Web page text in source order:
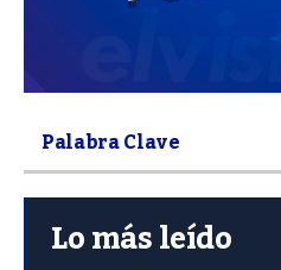
Lo más leído